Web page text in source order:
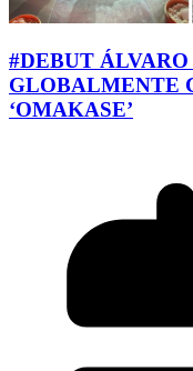
#DEBUT
GLOBALMENTE
‘OMAKASE’